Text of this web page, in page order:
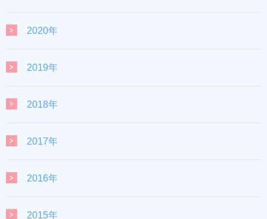
2020年
2019年
2018年
2017年
2016年
2015年